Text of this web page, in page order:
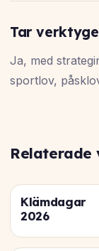
Tar
Ja, med
sportlov,
Klämdagar
2026